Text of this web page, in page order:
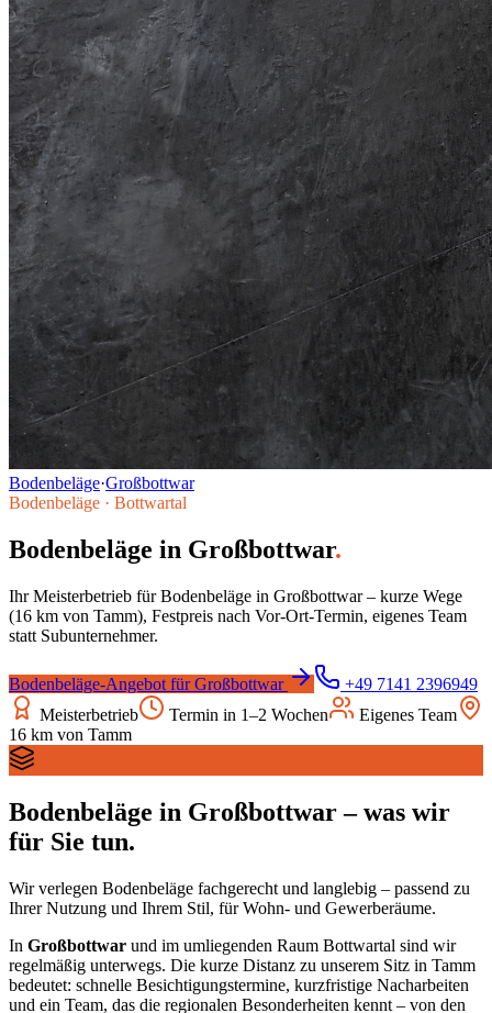
Bodenbeläge·Großbottwar
Bodenbeläge · Bottwartal
Bodenbeläge in Großbottwar.
Ihr Meisterbetrieb fürBodenbeläge in Großbottwar– kurze Wege
(16 km von Tamm), Festpreis nach Vor-Ort-Termin, eigenes Team
statt Subunternehmer.
Bodenbeläge-Angebot fürGroßbottwar
+49 7141 2396949
Meisterbetrieb
Termin in 1–2 Wochen
Eigenes Team
16 km von Tamm
Bodenbeläge in Großbottwar– was wir
für Sie tun.
Wir verlegen Bodenbeläge fachgerecht und langlebig – passend zu
Ihrer Nutzung und Ihrem Stil, für Wohn- und Gewerberäume.
In Großbottwar und im umliegenden Raum Bottwartal sind wir
regelmäßig unterwegs. Die kurze Distanz zu unserem Sitz in Tamm
bedeutet: schnelle Besichtigungstermine, kurzfristige Nacharbeiten
und ein Team, das die regionalen Besonderheiten kennt – von den